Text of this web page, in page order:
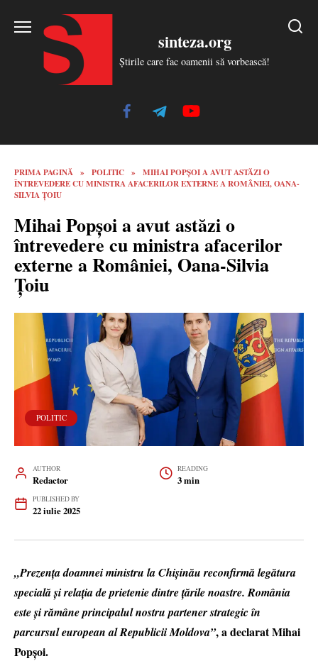
sinteza.org
Știrile care fac oamenii să vorbească!
PRIMA PAGINĂ » POLITIC »
MIHAI POPȘOI A AVUT ASTĂZI O
ÎNTREVEDERE CU MINISTRA AFACERILOR EXTERNE A ROMÂNIEI, OANA-
SILVIA ȚOIU
Mihai Popșoi a avut astăzi o
întrevedere cu ministra afacerilor
externe a României, Oana-Silvia
Țoiu
POLITIC
AUTHOR
Redactor
READING
3 min
PUBLISHED BY
22 iulie 2025
„Prezența doamnei ministru la Chișinău reconfirmă legătura
specială și relația de prietenie dintre țările noastre. România
este și rămâne principalul nostru partener strategic în
parcursul european al Republicii Moldova”, a declarat Mihai
Popșoi.